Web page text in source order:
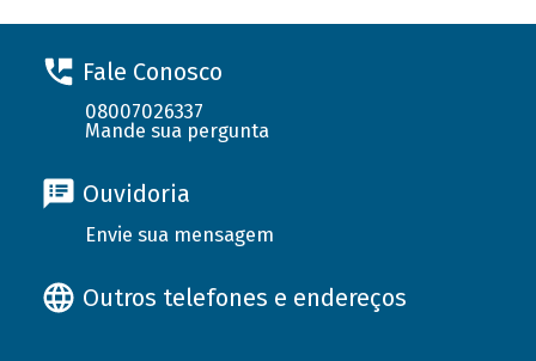
Fale Conosco
08007026337
Mande sua pergunta
Ouvidoria
Envie sua mensagem
Outros telefones e endereços